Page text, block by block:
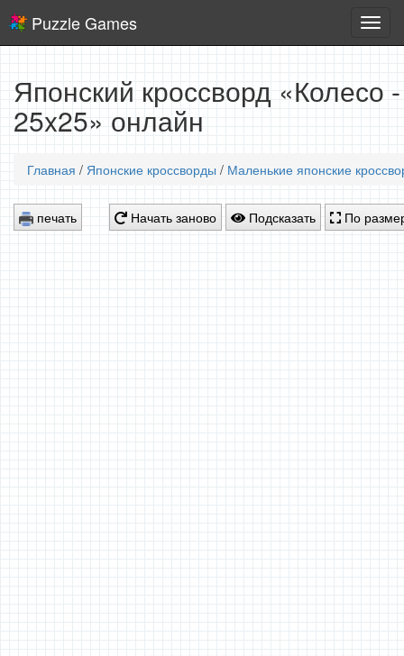
игры
Puzzle Games
Японский кроссворд «Колесо -
25x25» онлайн
Главная / Японские кроссворды / Маленькие японские
печать Начать заново Подсказать По